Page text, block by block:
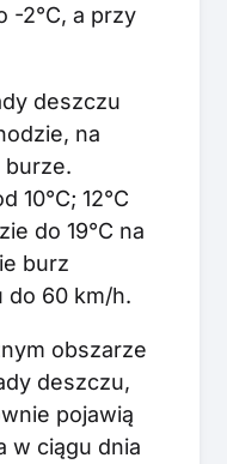
-2°C, a przy
deszczu
na
burze.
10°C; 12°C
do 19°C na
burz
do 60 km/h.
obszarze
deszczu,
pojawią
w ciągu dnia